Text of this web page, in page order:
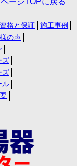
格と保証
施工事例
の声
ズ
ズ
ル